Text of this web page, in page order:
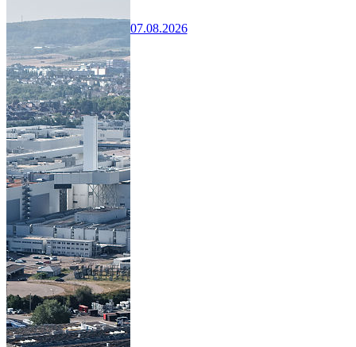
07.08.2026